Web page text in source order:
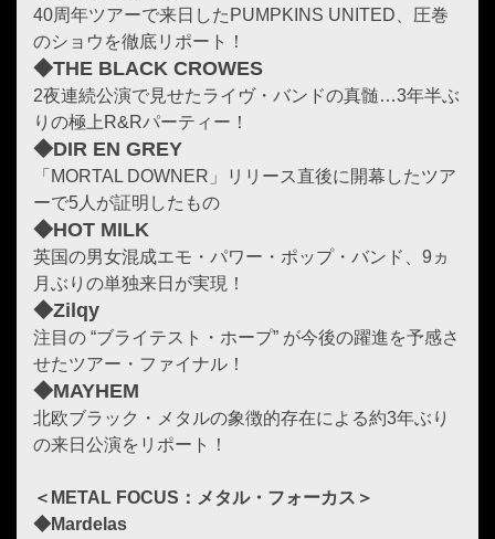
40周年ツアーで来日したPUMPKINS UNITED、圧巻
のショウを徹底リポート！
◆THE BLACK CROWES
2夜連続公演で見せたライヴ・バンドの真髄…3年半ぶ
りの極上R&Rパーティー！
◆DIR EN GREY
「MORTAL DOWNER」リリース直後に開幕したツア
ーで5人が証明したもの
◆HOT MILK
英国の男女混成エモ・パワー・ポップ・バンド、9ヵ
月ぶりの単独来日が実現！
◆Zilqy
注目の “ブライテスト・ホープ” が今後の躍進を予感さ
せたツアー・ファイナル！
◆MAYHEM
北欧ブラック・メタルの象徴的存在による約3年ぶり
の来日公演をリポート！
＜METAL FOCUS：メタル・フォーカス＞
◆Mardelas